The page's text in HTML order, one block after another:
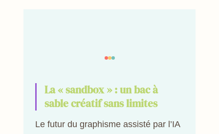
La « sandbox » : un bac à
sable créatif sans limites
Le futur du graphisme assisté par l’IA